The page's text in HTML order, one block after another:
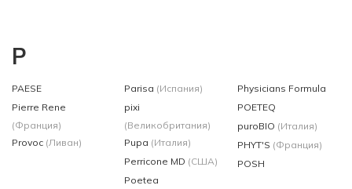
P
PAESE
Pierre Rene
(Франция)
Provoc (Ливан)
Parisa (Испания)
pixi
(Великобритания)
Pupa (Италия)
Perricone MD (США)
Poetea
Physicians Formula
POETEQ
puroBIO (Италия)
PHYT'S (Франция)
POSH